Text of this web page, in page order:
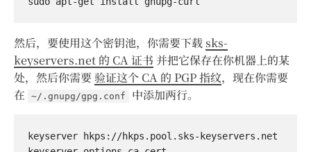
然后，要使用这个密钥池，你需要下载sks-
keyservers.net 的 CA 证书 并把它保存在你机器上的某
处，然后你需要 验证这个 CA 的 PGP 指纹，现在你需要
在
~/.gnupg/gpg.conf 中添加两行。
keyserver hkps://hkps.pool.sks-keyservers.net